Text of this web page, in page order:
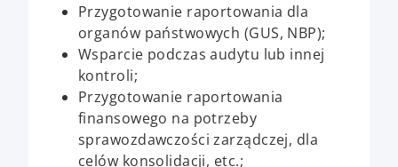
Przygotowanie raportowania dla
organów państwowych (GUS, NBP);
Wsparcie podczas audytu lub innej
kontroli;
Przygotowanie raportowania
finansowego na potrzeby
sprawozdawczości zarządczej, dla
celów konsolidacji, etc.;